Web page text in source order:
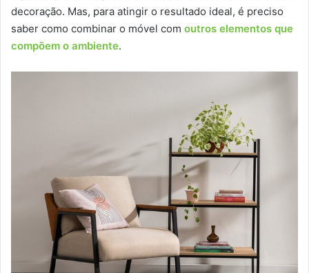
decoração. Mas, para atingir o resultado ideal, é preciso
saber como combinar o móvel com outros elementos que
compõem o ambiente.